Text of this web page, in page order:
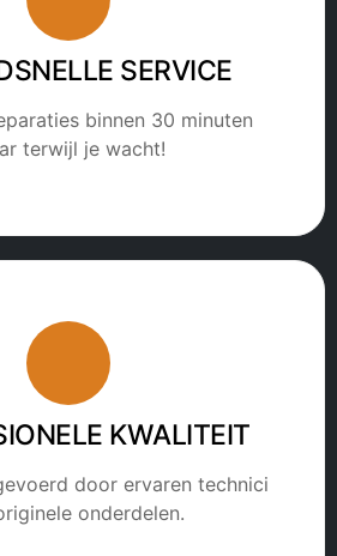
SERVICE
binnen 30 minuten
terwijl je wacht!
KWALITEIT
door ervaren technici
onderdelen.